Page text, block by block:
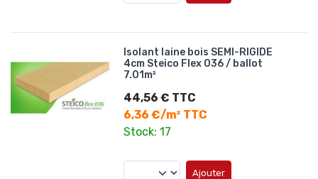
Isolant laine bois SEMI-RIGIDE
4cm Steico Flex 036 / ballot
7.01m²
44,56 € TTC
6,36 €/m² TTC
Stock: 17
Ajouter